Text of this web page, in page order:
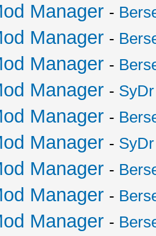
Manager -
Manager -
Manager -
Manager - SyDr
Manager -
Manager - SyDr
Manager -
Manager -
Manager -